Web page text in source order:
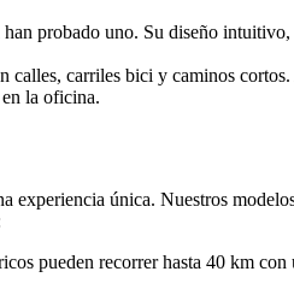
probado uno. Su diseño
carriles bici y caminos
la oficina.
única. Nuestros
pueden recorrer hasta 40 km